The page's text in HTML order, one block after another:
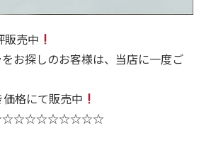
売中
お探しのお客様は、当店に一度ご
格にて販売中